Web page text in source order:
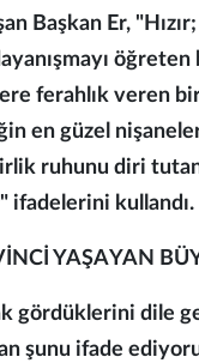
Başkan Er,
ferahlık veren
en güzel
ruhunu diri
ifadelerini kullandı.
YAŞAYAN
gördüklerini dile
şunu ifade